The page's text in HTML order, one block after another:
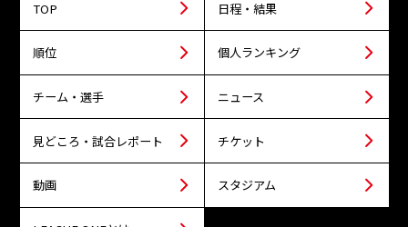
TOP 日程・結果
順位 個人ランキング
チーム・選手 ニュース
見どころ・試合レポート チケット
動画 スタジアム